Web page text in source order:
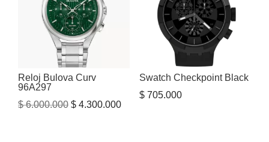
Reloj Bulova Curv
96A297
$6.000.000 El
$ 4.300.000El
Swatch Checkpoint Black
$705.000